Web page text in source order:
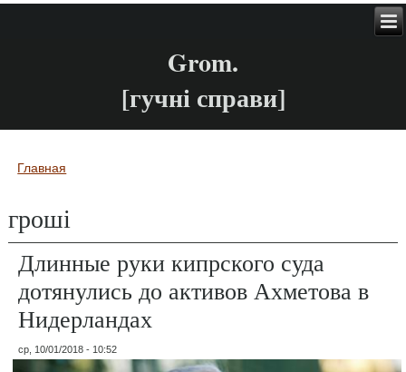
Grom.
[гучні справи]
Вы здесь
Главная
гроші
Длинные руки кипрского суда
дотянулись до активов Ахметова в
Нидерландах
ср, 10/01/2018 - 10:52